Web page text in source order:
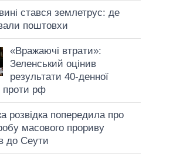
стався землетрус: де
поштовхи
«Вражаючі втрати»:
Зеленський оцінив
результати 40-денної
проти рф
розвідка попередила про
масового прориву
до Сеути